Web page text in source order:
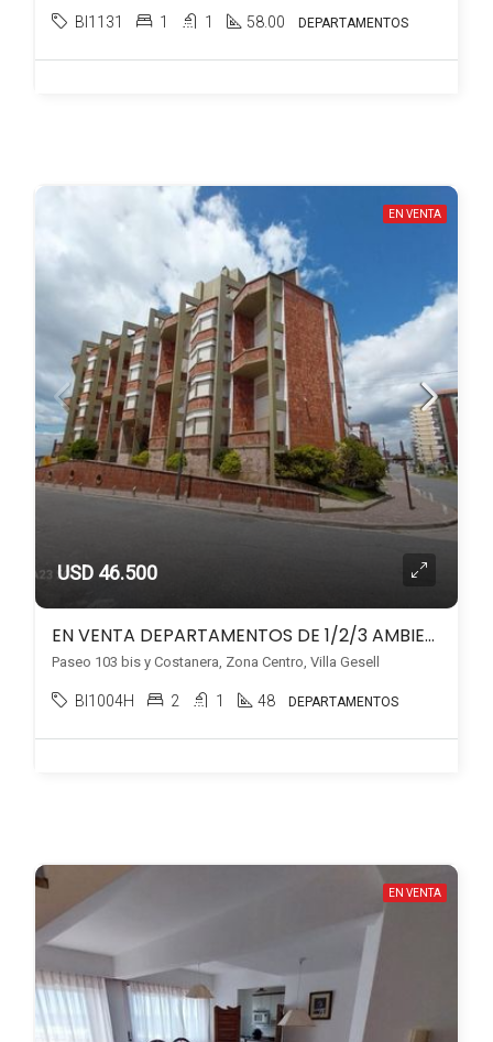
BI1131 1 1 58.00 DEPARTAMENTOS
EN VENTA
USD 46.500
EN VENTA DEPARTAMENTOS DE 1/2/3 AMBIENTES, FRENTE AL MAR, EN VILLA GESELL
Paseo 103 bis y Costanera, Zona Centro, Villa Gesell
BI1004H 2 1 48 DEPARTAMENTOS
EN VENTA